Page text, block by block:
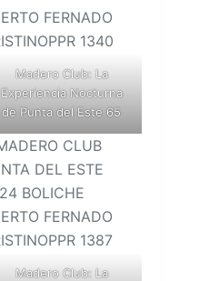
Madero Club: La
Experiencia Nocturna
de Punta del Este 65
Madero Club: La